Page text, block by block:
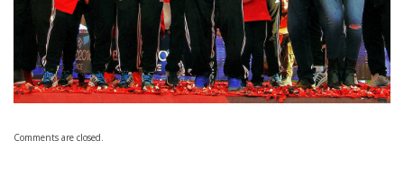
Comments are closed.